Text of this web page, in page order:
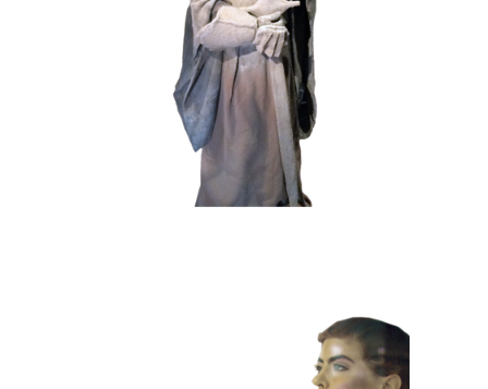
102 Zandgraaf